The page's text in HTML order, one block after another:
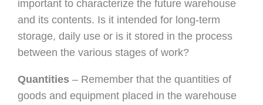
important to characterize the futurewarehouse
and its contents. Is it intended for long-term
storage, daily useor is it stored in the process
between the various stages of work?
Quantities – Remember that the quantities of
goods and equipment placed in thewarehouse